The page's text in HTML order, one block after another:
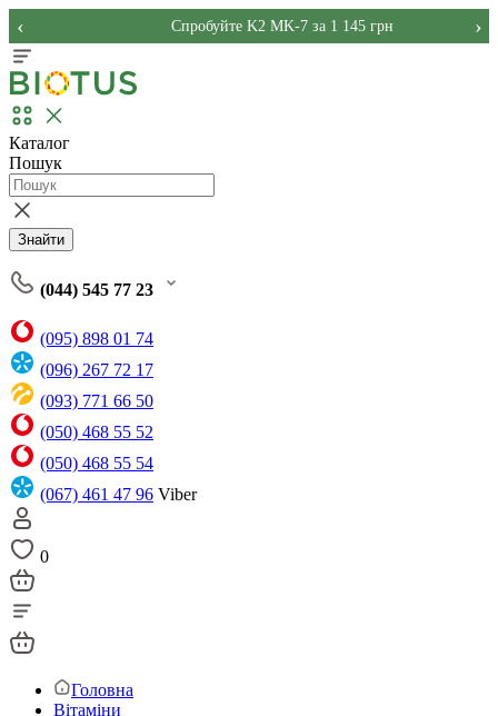
Спробуйте K2 MK-7 за 1 145 грн
‹ ›
Каталог
Пошук
Знайти
(044) 545 77 23
(095) 898 01 74
(096) 267 72 17
(093) 771 66 50
(050) 468 55 52
(050) 468 55 54
(067) 461 47 96 Viber
0
Головна
Вітаміни